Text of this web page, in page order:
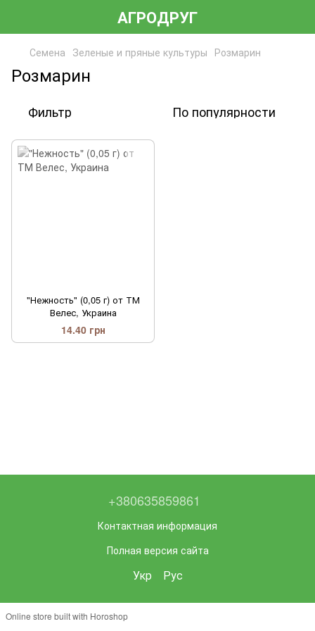
АГРОДРУГ
Семена Зеленые и пряные культуры Розмарин
Розмарин
Фильтр По популярности
"Нежность" (0,05 г) от ТМ
Велес, Украина
14.40 грн
+380635859861
Контактная информация
Полная версия сайта
Укр Рус
Online store built with Horoshop